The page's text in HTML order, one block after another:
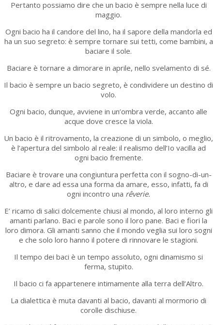
Pertanto possiamo dire che un bacio è sempre nella luce di
maggio.
Ogni bacio ha il candore del lino, ha il sapore della mandorla ed
ha un suo segreto: è sempre tornare sui tetti, come bambini, a
baciare il sole.
Baciare è tornare a dimorare in aprile, nello svelamento di sé.
Il bacio è sempre un bacio segreto, è condividere un destino di
volo.
Ogni bacio, dunque, avviene in un’ombra verde, accanto alle
acque dove cresce la viola.
Un bacio è il ritrovamento, la creazione di un simbolo, o meglio,
è l’apertura del simbolo al reale: il realismo dell’Io vacilla ad
ogni bacio fremente.
Baciare è trovare una congiuntura perfetta con il sogno-di-un-
altro, e dare ad essa una forma da amare, esso, infatti, fa di
ogni incontro una rêverie.
E’ ricamo di salici dolcemente chiusi al mondo, al loro interno gli
amanti parlano. Baci e parole sono il loro pane. Baci e fiori la
loro dimora. Gli amanti sanno che il mondo veglia sui loro sogni
e che solo loro hanno il potere di rinnovare le stagioni.
Il tempo dei baci è un tempo assoluto, ogni dinamismo si
ferma, stupito.
Il bacio ci fa appartenere intimamente alla terra dell’Altro.
La dialettica è muta davanti al bacio, davanti al mormorio di
corolle dischiuse.